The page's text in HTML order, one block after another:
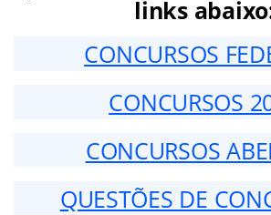
links
CONCURSOS
CONCURSOS
CONCURSOS
QUESTÕES DE